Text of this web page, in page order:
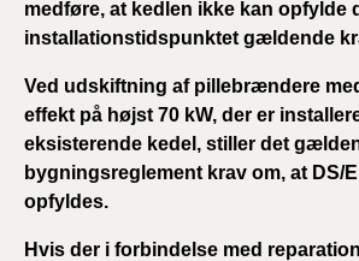
medføre, at kedlen ikke kan opfylde
installationstidspunktet gældende
Ved udskiftning af pillebrændere
effekt på højst 70 kW, der er
eksisterende kedel, stiller det
bygningsreglement krav om, at DS/
opfyldes.
Hvis der i forbindelse med